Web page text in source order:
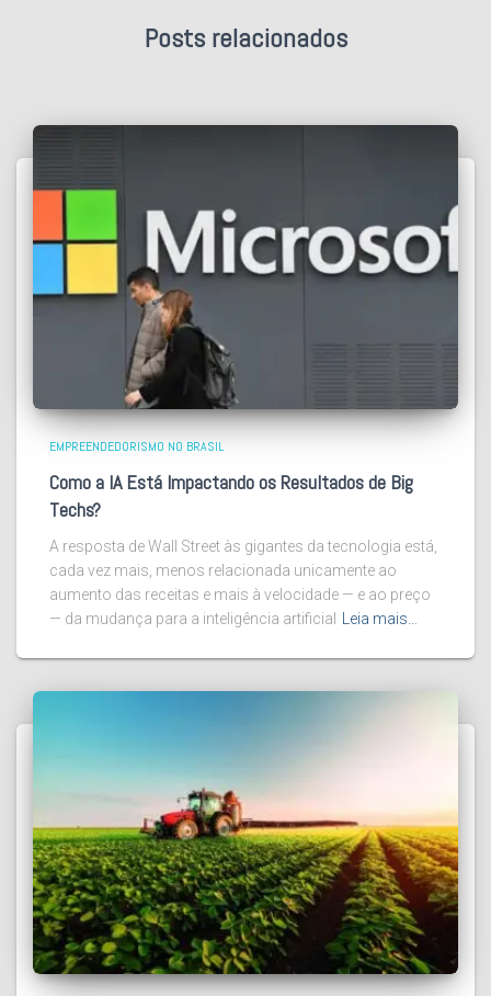
Posts relacionados
EMPREENDEDORISMO NO BRASIL
Como a IA Está Impactando os Resultados de Big
Techs?
A resposta de Wall Street às gigantes da tecnologia está,
cada vez mais, menos relacionada unicamente ao
aumento das receitas e mais à velocidade — e ao preço
— da mudança para a inteligência artificial
Leia mais…